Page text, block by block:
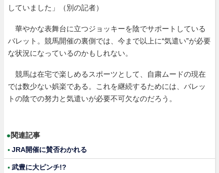
していました」（別の記者）
華やかな表舞台に立つジョッキーを陰でサポートしている
バレット。競馬開催の裏側では、今まで以上に“気遣い”が必要
な状況になっているのかもしれない。
競馬は在宅で楽しめるスポーツとして、自粛ムードの現在
では数少ない娯楽である。これを継続するためには、バレッ
トの陰での努力と気遣いが必要不可欠なのだろう。
●関連記事
JRA開催に賛否わかれる
武豊に大ピンチ!?